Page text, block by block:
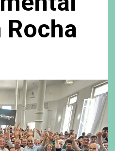
Rocha